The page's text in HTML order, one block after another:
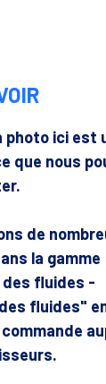
photo ici est
que nous
de
la gamme
fluides -
fluides"